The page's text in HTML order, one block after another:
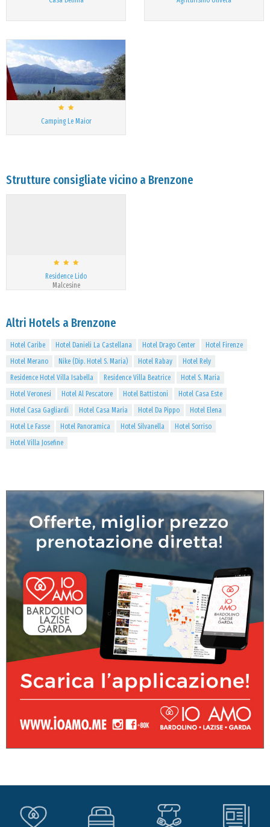
Camping Le Maior
Strutture consigliate vicino a Brenzone
Residence Lido
Malcesine
Altri Hotels a Brenzone
Hotel Caribe Hotel Danieli La Castellana Hotel Drago Center
Hotel Firenze
Hotel Merano
Nike (Dip. Hotel S. Maria) Hotel Rabay
Hotel Rely
Residence Hotel Villa Isabella
Residence Villa Beatrice
Hotel S. Maria
Hotel Veronesi
Hotel Al Pescatore Hotel Battistoni
Hotel Casa Este
Hotel Casa Gagliardi
Hotel Casa Maria Hotel Da Pippo
Hotel Elena
Hotel Le Fasse
Hotel Panoramica Hotel Silvanella
Hotel Sorriso
Hotel Villa Josefine